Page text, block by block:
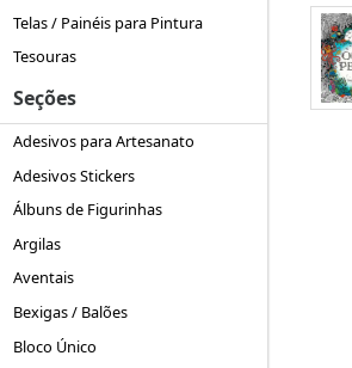
Telas / Painéis para Pintura
Tesouras
Seções
Adesivos para Artesanato
Adesivos Stickers
Álbuns de Figurinhas
Argilas
Aventais
Bexigas / Balões
Bloco Único